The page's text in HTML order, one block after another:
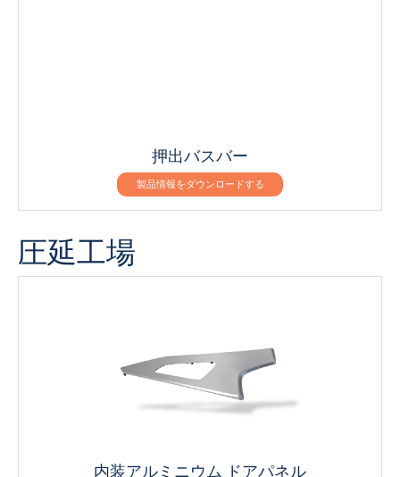
押出バスバー
製品情報をダウンロードする
圧延工場
内装アルミニウム ドアパネル